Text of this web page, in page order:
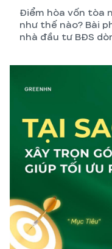
Điểm hòa vốn tòa
như thế nào? Bài
nhà đầu tư BĐS